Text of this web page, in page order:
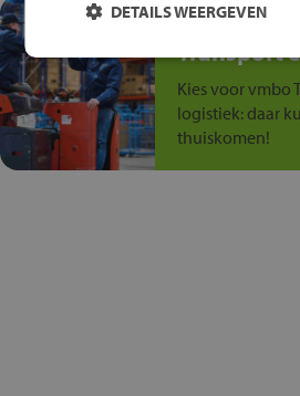
Jouw talent
Transport
Kies voor vmbo
logistiek: daar
thuiskomen!
DETAILS WEERGEVEN